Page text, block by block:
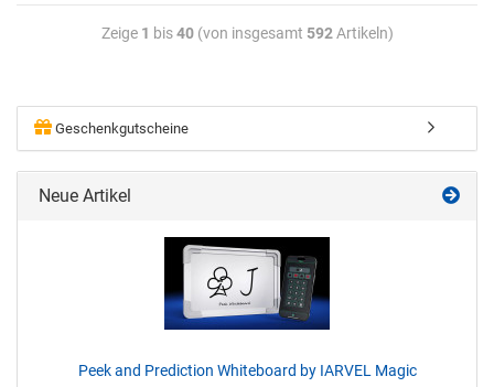
Zeige 1 bis40(von insgesamt 592Artikeln)
Geschenkgutscheine
Neue Artikel
Peek and Prediction Whiteboard by IARVEL Magic